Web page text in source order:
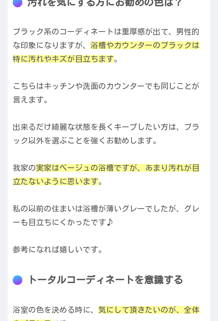
ブラック系のコーディネートは重厚感が出て、男性的
な印象になりますが、 浴槽やカウンターのブラックは
特に汚れやキズが目立ちます。
こちらはキッチンや洗面のカウンターでも同じことが
言えます。
出来るだけ綺麗な状態を長くキープしたい方は、ブラ
ック以外を選ぶことを強くお勧めします。
我家の実家はベージュの浴槽ですが、あまり汚れが目
立たないように思います。
私の以前の住まいは浴槽が薄いグレーでしたが、グレ
ーも目立ちにくかったです♪
参考になれば嬉しいです。
トータルコーディネートを意識する
浴室の色を決める時に、 気にして頂きたいのが、全体